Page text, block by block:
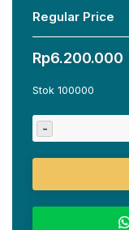
Regular Price
Rp6.200.000
Stok 100000
-